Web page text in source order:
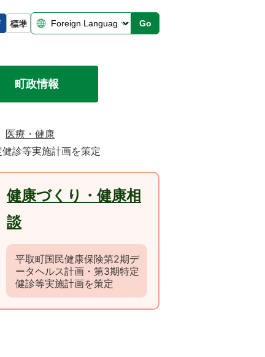
Go
町政情報
医療・健康
診等実施計画を策定
健康づくり・健康相
談
平取町国民健康保険第2期デ
ータヘルス計画・第3期特定
健診等実施計画を策定